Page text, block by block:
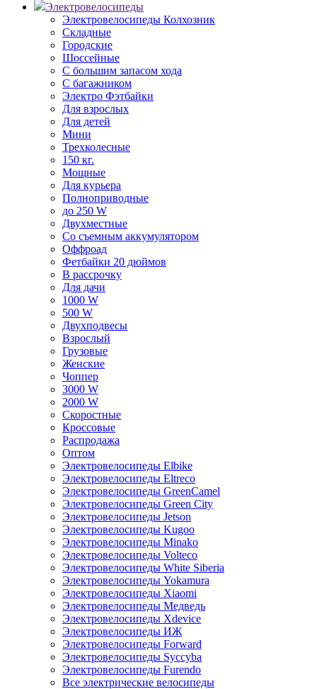
Электровелосипеды
Электровелосипеды Колхозник
Складные
Городские
Шоссейные
С большим запасом хода
С багажником
Электро Фэтбайки
Для взрослых
Для детей
Мини
Трехколесные
150 кг.
Мощные
Для курьера
Полноприводные
до 250 W
Двухместные
Со съемным аккумулятором
Оффроад
Фетбайки 20 дюймов
В рассрочку
Для дачи
1000 W
500 W
Двухподвесы
Взрослый
Грузовые
Женские
Чоппер
3000 W
2000 W
Скоростные
Кроссовые
Распродажа
Оптом
Электровелосипеды Elbike
Электровелосипеды Eltreco
Электровелосипеды GreenCamel
Электровелосипеды Green City
Электровелосипеды Jetson
Электровелосипеды Kugoo
Электровелосипеды Minako
Электровелосипеды Volteco
Электровелосипеды White Siberia
Электровелосипеды Yokamura
Электровелосипеды Xiaomi
Электровелосипеды Медведь
Электровелосипеды Xdevice
Электровелосипеды ИЖ
Электровелосипеды Forward
Электровелосипеды Syccyba
Электровелосипеды Furendo
Все электрические велосипеды